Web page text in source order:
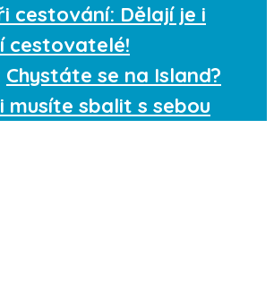
cestování: Dělají je i
cestovatelé!
Chystáte se na Island?
musíte sbalit s sebou